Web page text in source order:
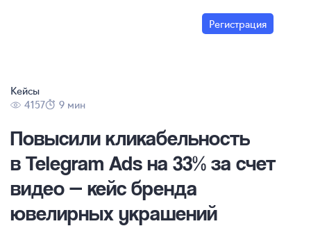
Регистрация
Кейсы
4157
9 мин
Повысили кликабельность
в Telegram Ads на 33% за счет
видео — кейс бренда
ювелирных украшений